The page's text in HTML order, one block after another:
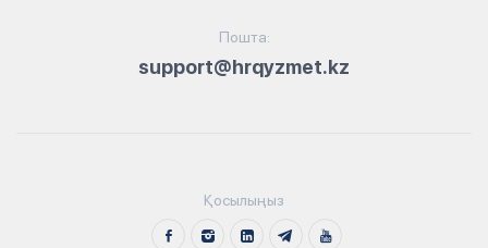
Пошта:
support@hrqyzmet.kz
Қосылыңыз